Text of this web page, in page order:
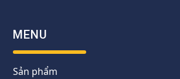
MENU
Sản phẩm